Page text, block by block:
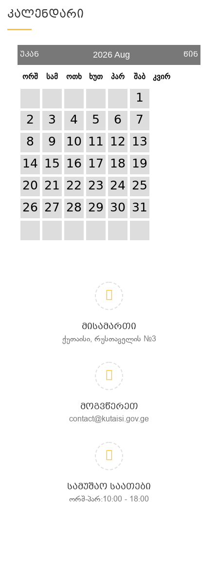
Კალენდარი
უკან 2026 Aug წინ
ორშ სამ ოთხ ხუთ პარ შაბ კვირ
1
2
3 4 5 6
7
8
9 10 11 12 13
14 15 16 17 18 19
20 21 22 23 24 25
26 27 28 29 30 31
ᲛᲘᲡᲐᲛᲐᲠᲗᲘ
ქუთაისი, რუსთაველის №3
ᲛᲝᲒᲕᲬᲔᲠᲔᲗ
contact@kutaisi.gov.ge
ᲡᲐᲛᲣᲨᲐᲝ ᲡᲐᲐᲗᲔᲑᲘ
ორშ-პარ:10:00 - 18:00